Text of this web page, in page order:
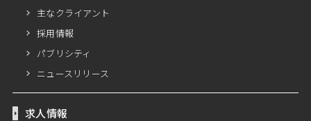
主なクライアント
採用情報
パブリシティ
ニュースリリース
求人情報